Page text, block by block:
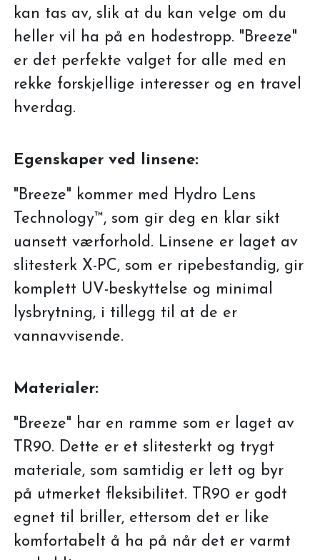
kan tas av, slik at du kan velge om du
heller vil ha på en hodestropp. "Breeze"
er det perfekte valget for alle med en
rekke forskjellige interesser og en travel
hverdag.
Egenskaper ved linsene:
"Breeze" kommer med Hydro Lens
Technology™, som gir deg en klar sikt
uansett værforhold. Linsene er laget av
slitesterk X-PC, som er ripebestandig, gir
komplett UV-beskyttelse og minimal
lysbrytning, i tillegg til at de er
vannavvisende.
Materialer:
"Breeze" har en ramme som er laget av
TR90. Dette er et slitesterkt og trygt
materiale, som samtidig er lett og byr
på utmerket fleksibilitet. TR90 er godt
egnet til briller, ettersom det er like
komfortabelt å ha på når det er varmt